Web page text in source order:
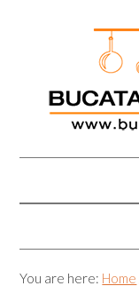
You are here: Home